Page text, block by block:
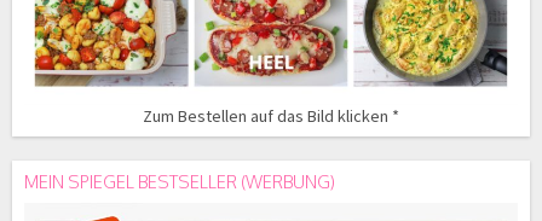
Zum Bestellen auf das Bild klicken *
MEIN SPIEGEL BESTSELLER (WERBUNG)